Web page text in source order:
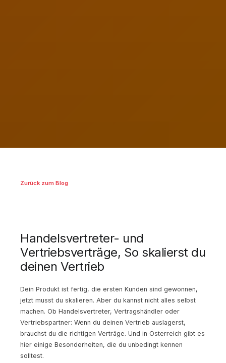
Zurück zum Blog
Handelsvertreter- und
Vertriebsverträge, So skalierst du
deinen Vertrieb
Dein Produkt ist fertig, die ersten Kunden sind gewonnen,
jetzt musst du skalieren. Aber du kannst nicht alles selbst
machen. Ob Handelsvertreter, Vertragshändler oder
Vertriebspartner: Wenn du deinen Vertrieb auslagerst,
brauchst du die richtigen Verträge. Und in Österreich gibt es
hier einige Besonderheiten, die du unbedingt kennen
solltest.